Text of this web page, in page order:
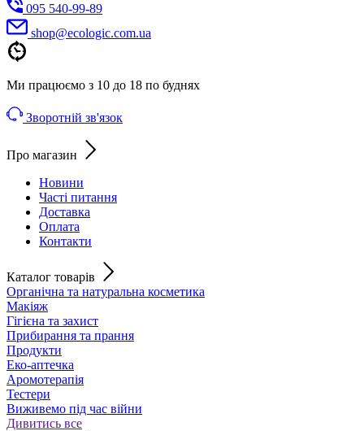
095 540-99-89
shoр@ecologic.com.ua
Ми працюємо з 10 до 18 по буднях
Зворотній зв'язок
Про магазин
Новини
Часті питання
Доставка
Оплата
Контакти
Каталог товарів
Органічна та натуральна косметика
Макіяж
Гігієна та захист
Прибирання та прання
Продукти
Еко-аптечка
Аромотерапія
Тестери
Виживемо під час війни
Дивитись все